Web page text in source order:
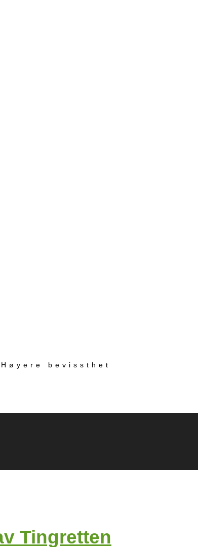
bevissthet
Tingretten